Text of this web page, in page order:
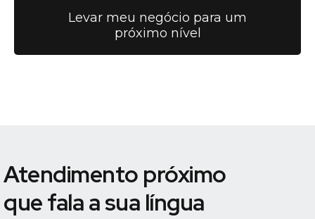
Levar meu negócio para um
próximo nível
Atendimento próximo
que fala a sua língua